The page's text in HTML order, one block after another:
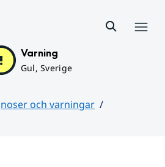
Varning
Gul, Sverige
och varningar